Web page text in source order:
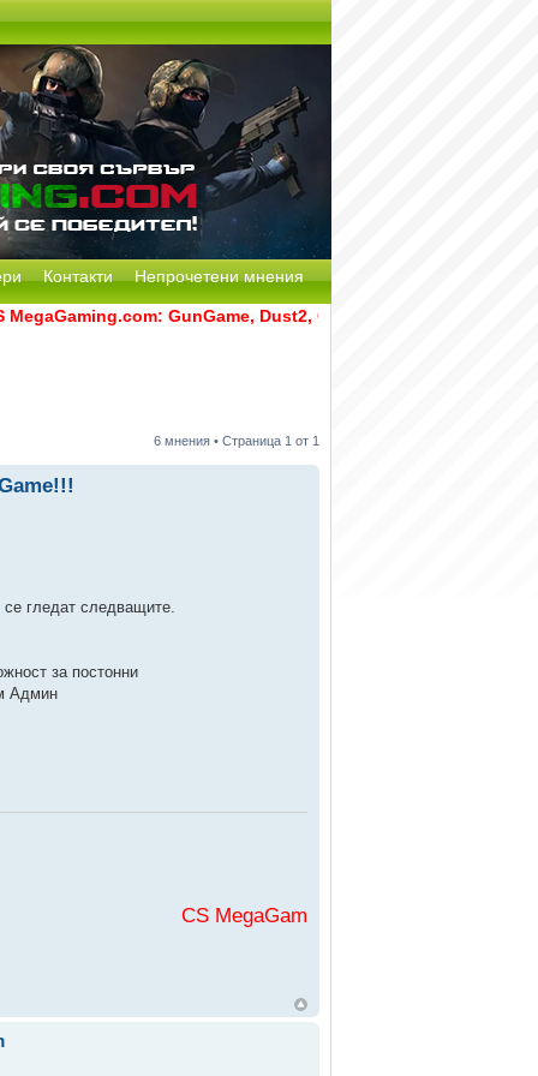
Контакти Непрочетени мнения
GunGame, Dust2, CS:GO Remake [Multi-Mod] и
6 мнения • Страница 1 от 1
гледат следващите.
за постонни
Админ
CS MegaGaming във